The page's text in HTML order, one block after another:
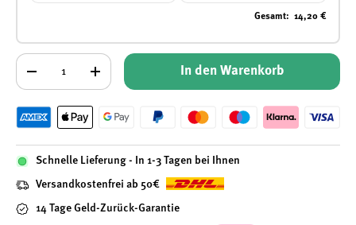
Gesamt: 14,20 €
Anzahl
+ In den Warenkorb
Schnelle Lieferung - In 1-3 Tagen bei Ihnen
Versandkostenfrei ab 50€
14 Tage Geld-Zurück-Garantie